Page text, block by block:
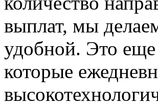
выплат, мы
удобной. Это еще
которые